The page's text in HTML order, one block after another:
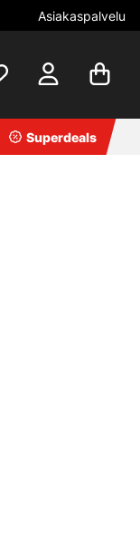
Asiakaspalvelu
Superdeals